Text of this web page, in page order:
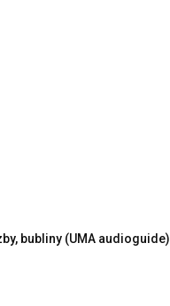
bubliny (UMA audioguide)